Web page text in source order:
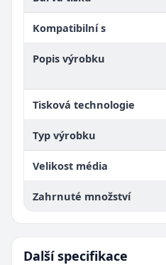
Kompatibilní s
Popis výrobku
Tisková technologie
Typ výrobku
Velikost média
Zahrnuté množství
Další specifikace